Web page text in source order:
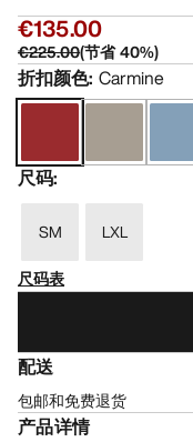
€135.00
€225.00(节省40%)
折扣颜色: Carmine
尺码:
SM
LXL
尺码表
配送
包邮和免费退货
产品详情